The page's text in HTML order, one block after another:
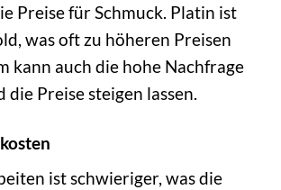
Preise für Schmuck. Platin ist
was oft zu höheren Preisen
kann auch die hohe Nachfrage
die Preise steigen lassen.
ist schwieriger, was die